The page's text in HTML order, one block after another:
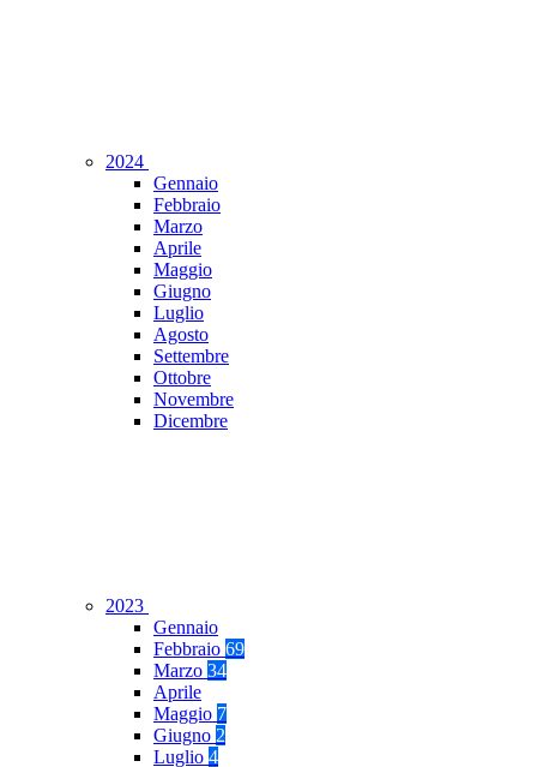
2024
Gennaio
Febbraio
Marzo
Aprile
Maggio
Giugno
Luglio
Agosto
Settembre
Ottobre
Novembre
Dicembre
2023
Gennaio
Febbraio 69
Marzo 34
Aprile
Maggio 7
Giugno 2
Luglio 4